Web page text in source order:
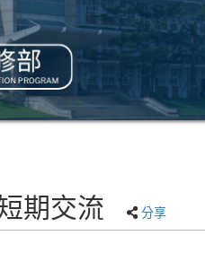
期交流 分享